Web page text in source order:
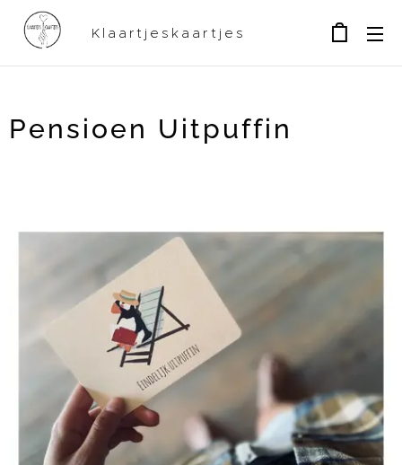
Klaartjeskaartjes
Pensioen Uitpuffin